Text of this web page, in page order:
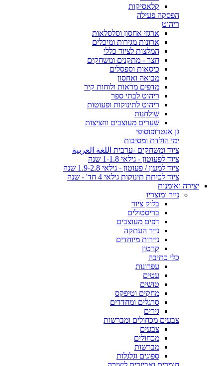
קלאסיקות
הפסקה פעילה
ריהוט
ארגזי אחסון וסלסלאות
ארונות מגירות ומיכלים
המלצות לציוד כללי
חצר - מתקנים ומשחקים
כיסאות וספסלים
מבואה ואחסון
מדפים מראות ולוחות קיר
ריהוט לבתי ספר
ריהוט לתינוקות ופעוטות
שולחנות
שערים מעוצבים וחציצות
גן אנטרופוסופי
ימי הולדת ומסיבות
ציוד ומשחקים -ערבית اللغة العربية
ציוד לפעוטון - גילאי 1-1.8 שנה
ציוד למעון / פעוטון - גילאי 1.9-2.8 שנה
ציוד לכיתת תינוקות גילאי 4 חד' - שנה
יצירה ואומנות
נייר ומוצריו
בלוק ציור
בריסטולים
דפים מעוצבים
נייר העתקה
ניירות מיוחדים
קרטון
כלי כתיבה
עפרונות
עטים
טושים
מחקים וטיפקס
סרגלים ומחדדים
גירים
צבעים מכחולים ומברשות
צבעים
מכחולים
מברשות
ספוגים וגלגלות